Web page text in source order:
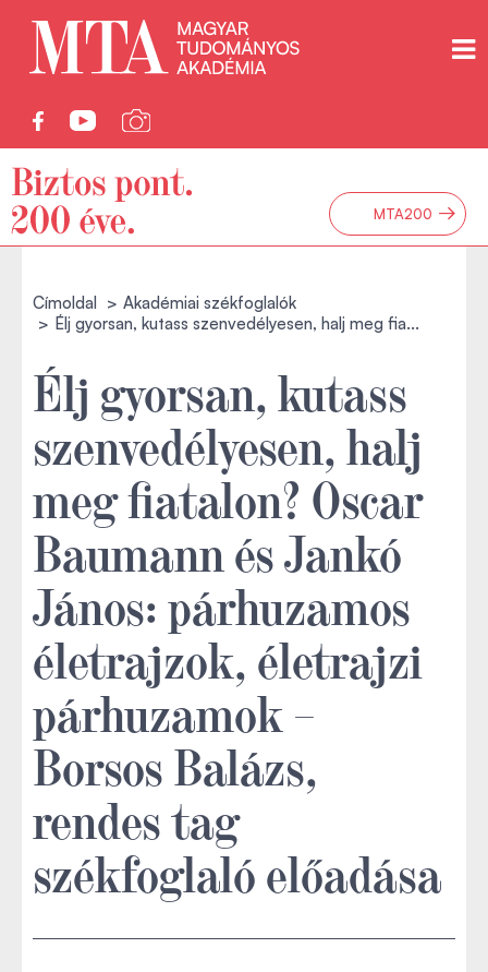
MTA200 →
Címoldal
Akadémiai székfoglalók
Élj gyorsan, kutass szenvedélyesen, halj meg fia...
Élj gyorsan, kutass
szenvedélyesen, halj
meg fiatalon? Oscar
Baumann és Jankó
János: párhuzamos
életrajzok, életrajzi
párhuzamok –
Borsos Balázs,
rendes tag
székfoglaló előadása